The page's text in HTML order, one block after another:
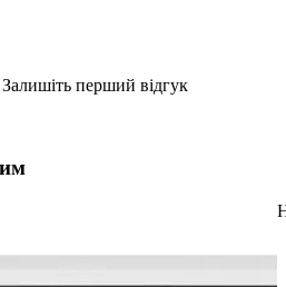
перший відгук